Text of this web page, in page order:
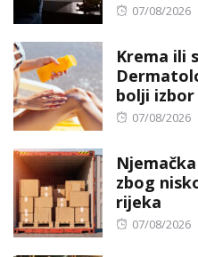
Posted
07/08/2026
Krema ili
bolji izbor
Posted
07/08/2026
zbog
rijeka
Posted
07/08/2026